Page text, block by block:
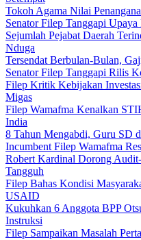
Tokoh Agama Nilai
Senator Filep Tanggapi
Sejumlah Pejabat Daerah
Nduga
Tersendat Berbulan-Bulan,
Senator Filep Tanggapi Rilis
Filep Kritik Kebijakan
Migas
Filep Wamafma Kenalkan
India
8 Tahun Mengabdi, Guru SD
Incumbent Filep Wamafma
Robert Kardinal Dorong
Tangguh
Filep Bahas Kondisi
USAID
Kukuhkan 6 Anggota BPP
Instruksi
Filep Sampaikan Masalah